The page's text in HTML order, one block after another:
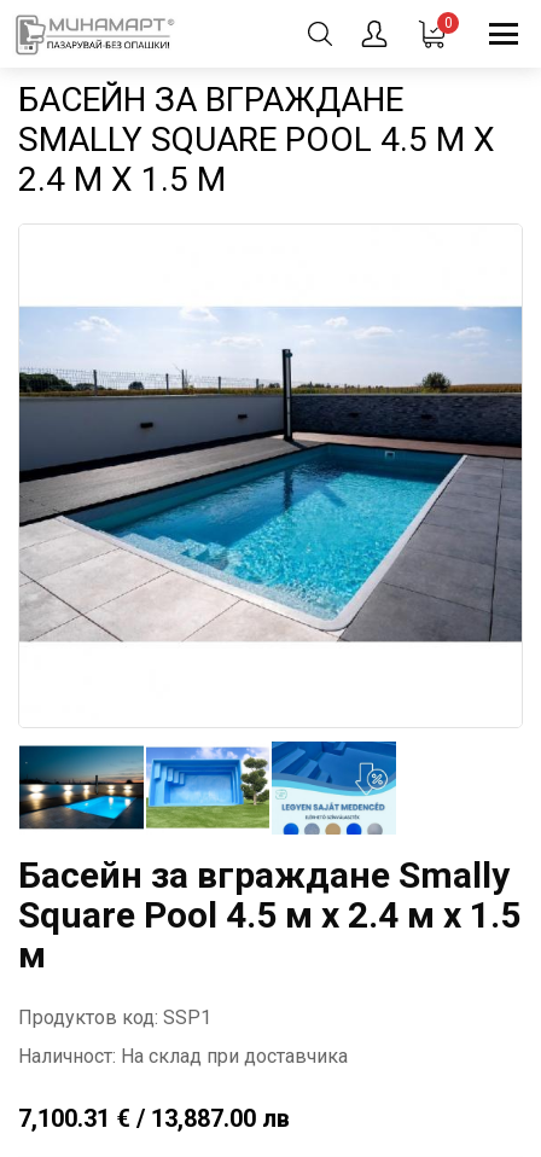
0
БАСЕЙН ЗА ВГРАЖДАНЕ
SMALLY SQUARE POOL 4.5 М Х
2.4 М Х 1.5 М
Басейн за вграждане Smally
Square Pool 4.5 м х 2.4 м х 1.5
м
Продуктов код: SSP1
Наличност: На склад при доставчика
7,100.31 € / 13,887.00 лв